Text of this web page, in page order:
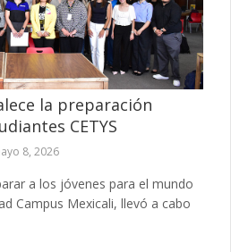
la preparación
CETYS
8, 2026
a los jóvenes para el mundo
Campus Mexicali, llevó a cabo